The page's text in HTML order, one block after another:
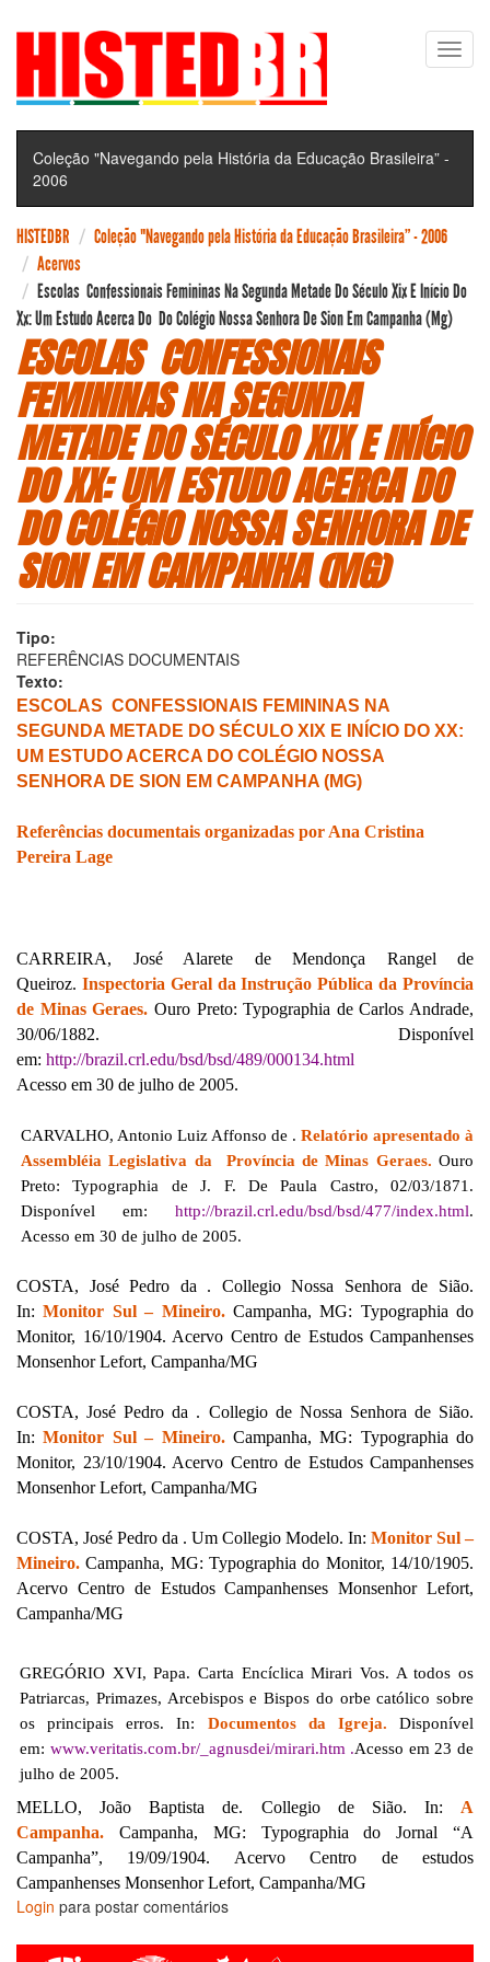
Pular
conteúdo
Coleção "Navegando pela História da Educação Brasileira” -
2006
HISTEDBR
Coleção "Navegando pela História da Educação Brasileira” - 2006
Acervos
Escolas Confessionais Femininas Na Segunda Metade Do Século Xix E Início Do
Xx: Um Estudo Acerca Do Do Colégio Nossa Senhora De Sion Em Campanha (Mg)
ESCOLAS CONFESSIONAIS
FEMININAS NA SEGUNDA
METADE DO SÉCULO XIX E INÍCIO
DO XX: UM ESTUDO ACERCA DO
DO COLÉGIO NOSSA SENHORA DE
SION EM CAMPANHA (MG)
Tipo:
REFERÊNCIAS DOCUMENTAIS
Texto:
ESCOLAS CONFESSIONAIS FEMININAS NA
SEGUNDA METADE DO SÉCULO XIX E INÍCIO DO XX:
UM ESTUDO ACERCA DO COLÉGIO NOSSA
SENHORA DE SION EM CAMPANHA (MG)
Referências documentais organizadas por Ana Cristina
Pereira Lage
CARREIRA, José Alarete de Mendonça Rangel de
Queiroz. Inspectoria Geral da Instrução Pública da Província
de Minas Geraes. Ouro Preto: Typographia de Carlos Andrade,
30/06/1882. Disponível
em: http://brazil.crl.edu/bsd/bsd/489/000134.html
Acesso em 30 de julho de 2005.
CARVALHO, Antonio Luiz Affonso de . Relatório apresentado à
Assembléia Legislativa da Província de Minas Geraes. Ouro
Preto: Typographia de J. F. De Paula Castro, 02/03/1871.
Disponível em: http://brazil.crl.edu/bsd/bsd/477/index.html.
Acesso em 30 de julho de 2005.
COSTA, José Pedro da . Collegio Nossa Senhora de Sião.
In:Monitor Sul – Mineiro. Campanha, MG: Typographia do
Monitor, 16/10/1904. Acervo Centro de Estudos Campanhenses
Monsenhor Lefort, Campanha/MG
COSTA, José Pedro da . Collegio de Nossa Senhora de Sião.
In:Monitor Sul – Mineiro. Campanha, MG: Typographia do
Monitor, 23/10/1904. Acervo Centro de Estudos Campanhenses
Monsenhor Lefort, Campanha/MG
COSTA, José Pedro da . Um Collegio Modelo. In: Monitor Sul –
Mineiro.Campanha, MG: Typographia do Monitor, 14/10/1905.
Acervo Centro de Estudos Campanhenses Monsenhor Lefort,
Campanha/MG
GREGÓRIO XVI, Papa. Carta Encíclica Mirari Vos. A todos os
Patriarcas, Primazes, Arcebispos e Bispos do orbe católico sobre
os principais erros. In: Documentos da Igreja.Disponível
em: www.veritatis.com.br/_agnusdei/mirari.htm .Acesso em 23 de
julho de 2005.
MELLO, João Baptista de. Collegio de Sião. In: A
Campanha. Campanha, MG: Typographia do Jornal “A
Campanha”, 19/09/1904. Acervo Centro de estudos
Campanhenses Monsenhor Lefort, Campanha/MG
Login para postar comentários